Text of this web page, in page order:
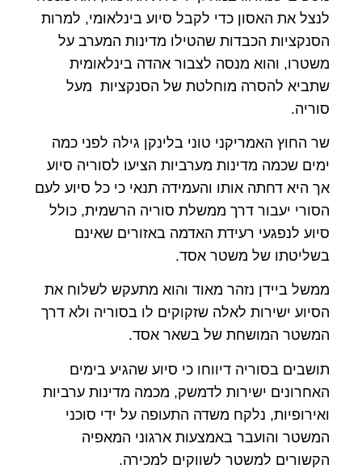
לנצל את האסון כדי לקבל סיוע בינלאומי, למרות
הסנקציות הכבדות שהטילו מדינות המערב על
משטרו, והוא מנסה לצבור אהדה בינלאומית
שתביא להסרה מוחלטת של הסנקציות מעל
סוריה.
שר החוץ האמריקני טוני בלינקן גילה לפני כמה
ימים שכמה מדינות מערביות הציעו לסוריה סיוע
אך היא דחתה אותו והעמידה תנאי כי כל סיוע לעם
הסורי יעבור דרך ממשלת סוריה הרשמית, כולל
סיוע לנפגעי רעידת האדמה באזורים שאינם
בשליטתו של משטר אסד.
ממשל ביידן נזהר מאוד והוא מתעקש לשלוח את
הסיוע ישירות לאלה שזקוקים לו בסוריה ולא דרך
המשטר המושחת של בשאר אסד.
תושבים בסוריה דיווחו כי סיוע שהגיע בימים
האחרונים ישירות לדמשק, מכמה מדינות ערביות
ואירופיות, נלקח משדה התעופה על ידי סוכני
המשטר והועבר באמצעות ארגוני המאפיה
הקשורים למשטר לשווקים למכירה.